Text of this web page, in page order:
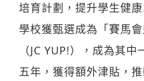
培育計劃，提升學生健
學校獲甄選成為「賽馬
（JC YUP!），成為其
五年，獲得額外津貼，